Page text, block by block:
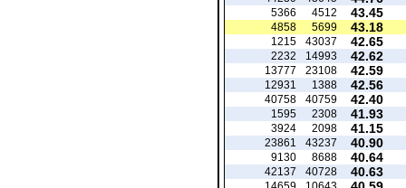
43.45
4512
5366
43.18
5699
4858
42.65
43037
1215
42.62
14993
2232
42.59
23108
13777
42.56
1388
12931
42.40
40759
40758
41.93
2308
1595
41.15
2098
3924
40.90
43237
23861
40.64
8688
9130
40.63
40728
42137